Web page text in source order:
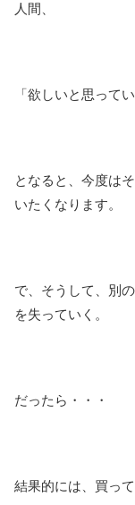
人間、
「欲しいと思って
となると、今度は
いたくなります。
で、そうして、別
を失っていく。
だったら・・・
結果的には、買っ